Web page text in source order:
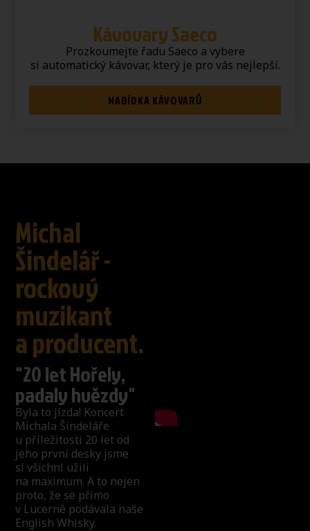
Kávovary Saeco
Prozkoumejte řadu Saeco a vybere
si automatický kávovar, který je pro vás nejlepší.
NABÍDKA KÁVOVARŮ
Michal
Šindelář -
rockový
muzikant
a producent.
"20 let Hořely,
padaly hvězdy"
Byla to jízda! Koncert
Michala Šindeláře
u příležitosti 20 let od
jeho první desky jsme
si všichni užili
na maximum. A to nejen
proto, že se přímo
v Lucerně podávala naše
English Whisky.